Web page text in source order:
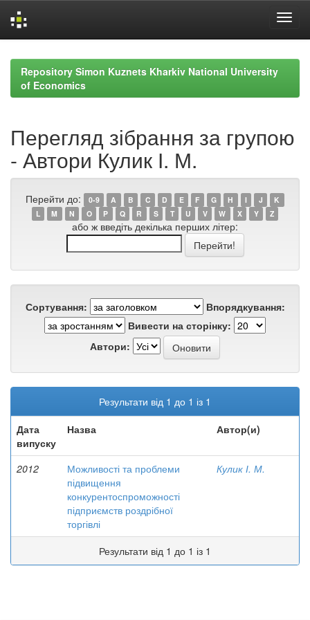
navigationRepository Simon Kuznets Kharkiv National University
of Economics
Перегляд зібрання за групою
- Автори Кулик І. М.
Перейти до: 0-9 A B C D E F G H I J
K
L
M N O P Q R S T U V W X Y Z
або ж введіть декілька перших літер:
Сортування:
Впорядкування:
Вивести на сторінку:
Автори:
Результати від 1 до 1 із 1
Дата
випуску
Назва Автор(и)
2012
Можливості та проблеми
підвищення
конкурентоспроможності
підприємств роздрібної
торгівлі
Кулик І. М.
Результати від 1 до 1 із 1